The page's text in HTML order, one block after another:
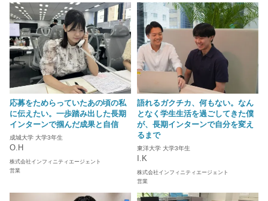
応募をためらっていたあの頃の私
に伝えたい。一歩踏み出した長期
インターンで掴んだ成果と自信
成城大学 大学3年生
O.H
株式会社インフィニティエージェント
営業
語れるガクチカ、何もない。なん
となく学生生活を過ごしてきた僕
が、長期インターンで自分を変え
るまで
東洋大学 大学3年生
I.K
株式会社インフィニティエージェント
営業